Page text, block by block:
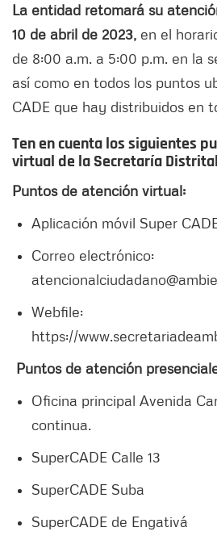
La entidad retomará su
10 de abril de 2023, en el
de 8:00 a.m. a 5:00 p.m. en la
así como en todos los puntos
CADE que hay distribuidos en
Ten en cuenta los siguientes
virtual de la Secretaría
Puntos de atención virtual:
Aplicación móvil Super
Correo electrónico:
Webfile:
https://
Puntos de atención
Oficina principal Avenida
continua.
SuperCADE Calle 13
SuperCADE Suba
SuperCADE de Engativá